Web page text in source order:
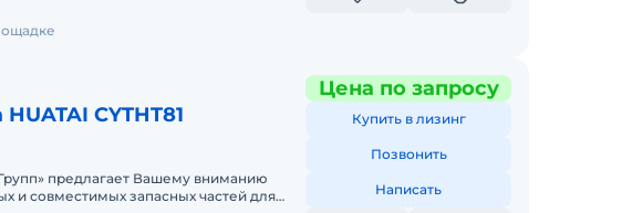
CYTHT81
предлагает Вашему вниманию
и совместимых запасных частей для
Цена по запросу
Купить в лизинг
Позвонить
Написать